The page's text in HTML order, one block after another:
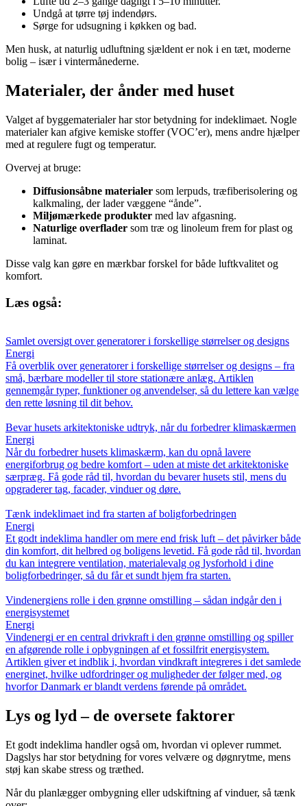
Undgå at tørre tøj indendørs.
Sørge for udsugning i køkken og bad.
Men husk, at naturlig udluftning sjældent er nok i en tæt, moderne
bolig – især i vintermånederne.
Materialer, der ånder med huset
Valget af byggematerialer har stor betydning for indeklimaet. Nogle
materialer kan afgive kemiske stoffer (VOC’er), mens andre hjælper
med at regulere fugt og temperatur.
Overvej at bruge:
Diffusionsåbne materialer som lerpuds, træfiberisolering og
kalkmaling, der lader væggene “ånde”.
Miljømærkede produkter med lav afgasning.
Naturlige overflader som træ og linoleum frem for plast og
laminat.
Disse valg kan gøre en mærkbar forskel for både luftkvalitet og
komfort.
Læs også:
Samlet oversigt over generatorer i forskellige størrelser og designs
Energi
Få overblik over generatorer i forskellige størrelser og designs – fra
små, bærbare modeller til store stationære anlæg. Artiklen
gennemgår typer, funktioner og anvendelser, så du lettere kan vælge
den rette løsning til dit behov.
Bevar husets arkitektoniske udtryk, når du forbedrer klimaskærmen
Energi
Når du forbedrer husets klimaskærm, kan du opnå lavere
energiforbrug og bedre komfort – uden at miste det arkitektoniske
særpræg. Få gode råd til, hvordan du bevarer husets stil, mens du
opgraderer tag, facader, vinduer og døre.
Tænk indeklimaet ind fra starten af boligforbedringen
Energi
Et godt indeklima handler om mere end frisk luft – det påvirker både
din komfort, dit helbred og boligens levetid. Få gode råd til, hvordan
du kan integrere ventilation, materialevalg og lysforhold i dine
boligforbedringer, så du får et sundt hjem fra starten.
Vindenergiens rolle i den grønne omstilling – sådan indgår den i
energisystemet
Energi
Vindenergi er en central drivkraft i den grønne omstilling og spiller
en afgørende rolle i opbygningen af et fossilfrit energisystem.
Artiklen giver et indblik i, hvordan vindkraft integreres i det samlede
energinet, hvilke udfordringer og muligheder der følger med, og
hvorfor Danmark er blandt verdens førende på området.
Lys og lyd – de oversete faktorer
Et godt indeklima handler også om, hvordan vi oplever rummet.
Dagslys har stor betydning for vores velvære og døgnrytme, mens
støj kan skabe stress og træthed.
Når du planlægger ombygning eller udskiftning af vinduer, så tænk